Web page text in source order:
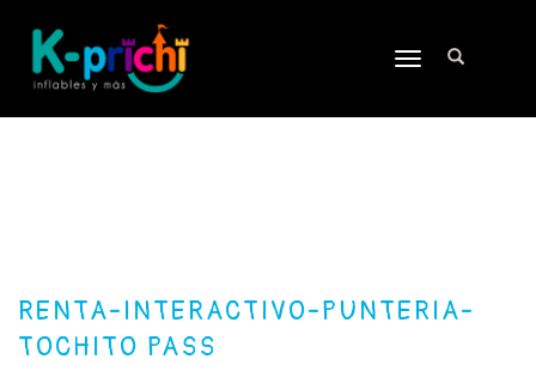
TOGGLE
RENTA-INTERACTIVO-PUNTERIA-
TOCHITO PASS